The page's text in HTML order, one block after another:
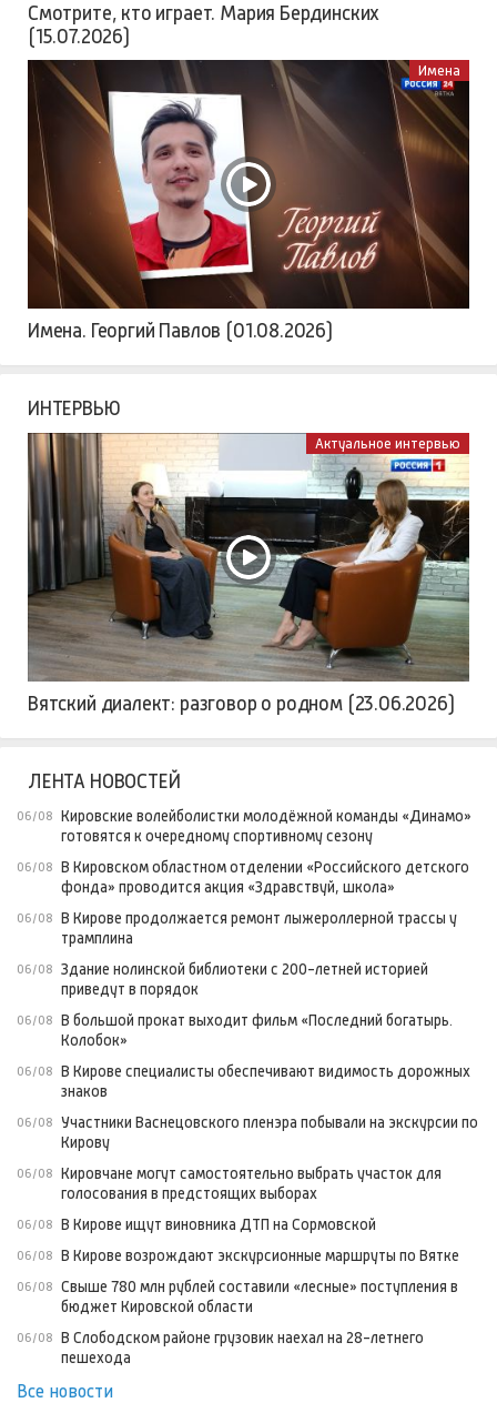
Смотрите, кто играет. Мария Бердинских
(15.07.2026)
Имена
Имена. Георгий Павлов (01.08.2026)
ИНТЕРВЬЮ
Актуальное интервью
Вятский диалект: разговор о родном (23.06.2026)
ЛЕНТА НОВОСТЕЙ
06/08 Кировские волейболистки молодёжной команды «Динамо»
готовятся к очередному спортивному сезону
06/08 В Кировском областном отделении «Российского детского
фонда» проводится акция «Здравствуй, школа»
06/08 В Кирове продолжается ремонт лыжероллерной трассы у
трамплина
06/08 Здание нолинской библиотеки с 200-летней историей
приведут в порядок
06/08 В большой прокат выходит фильм «Последний богатырь.
Колобок»
06/08 В Кирове специалисты обеспечивают видимость дорожных
знаков
06/08 Участники Васнецовского пленэра побывали на экскурсии по
Кирову
06/08 Кировчане могут самостоятельно выбрать участок для
голосования в предстоящих выборах
06/08 В Кирове ищут виновника ДТП на Сормовской
06/08 В Кирове возрождают экскурсионные маршруты по Вятке
06/08 Свыше 780 млн рублей составили «лесные» поступления в
бюджет Кировской области
06/08 В Слободском районе грузовик наехал на 28-летнего
пешехода
Все новости